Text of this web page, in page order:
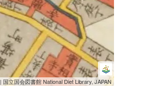
| 国立国会図書館 National Diet Library, JAPAN